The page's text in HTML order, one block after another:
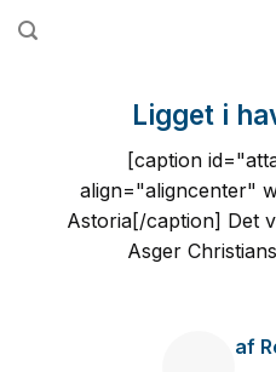
Fortsæt
Ligget i
[caption
align="aligncenter"
Astoria[/caption] Det
Asger
af